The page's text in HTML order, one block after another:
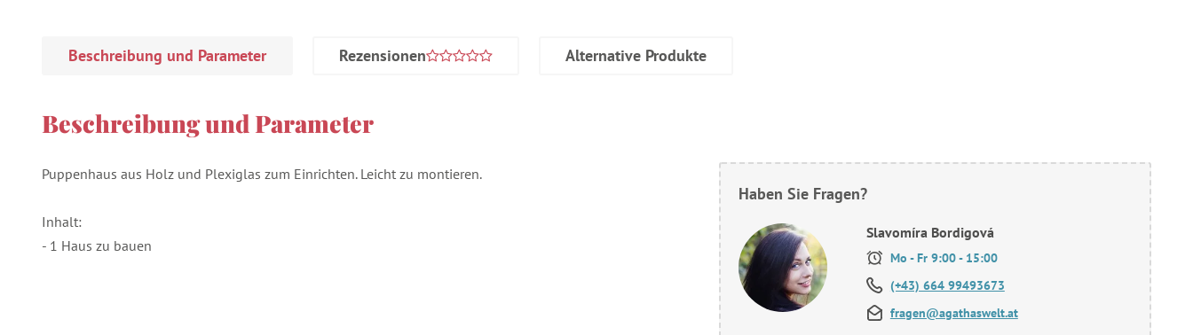
Beschreibung und Parameter Rezensionen Alternative Produkte
Beschreibung und Parameter
Puppenhaus aus Holz und Plexiglas zum Einrichten. Leicht zu montieren.
Inhalt:
- 1 Haus zu bauen
Haben Sie Fragen?
Slavomíra Bordigová
Mo - Fr 9:00 - 15:00
(+43) 664 99493673
fragen@agathaswelt.at